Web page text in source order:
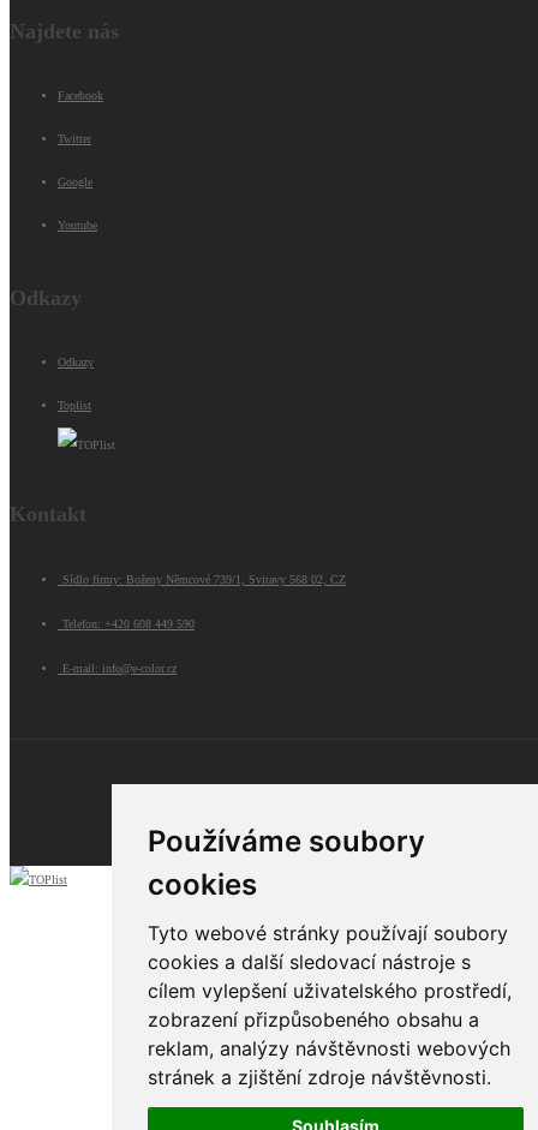
Používáme soubory
cookies
Tyto webové stránky používají soubory
cookies a další sledovací nástroje s
cílem vylepšení uživatelského prostředí,
zobrazení přizpůsobeného obsahu a
reklam, analýzy návštěvnosti webových
stránek a zjištění zdroje návštěvnosti.
Souhlasím
Najdete nás
Facebook
Twitter
Google
Youtube
Odkazy
Odkazy
Toplist
Kontakt
Sídlo firmy: Boženy Němcové 739/1, Svitavy 568 02, CZ
Telefon: +420 608 449 590
E-mail: info@e-color.cz